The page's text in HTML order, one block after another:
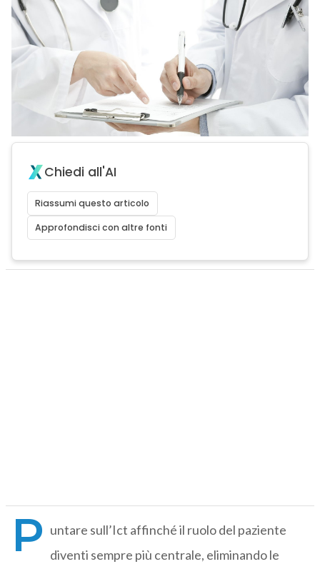
Chiedi all'AI
Riassumi questo articolo
Approfondisci con altre fonti
P untare sull’Ict affinché il ruolo del paziente
diventi sempre più centrale, eliminando le